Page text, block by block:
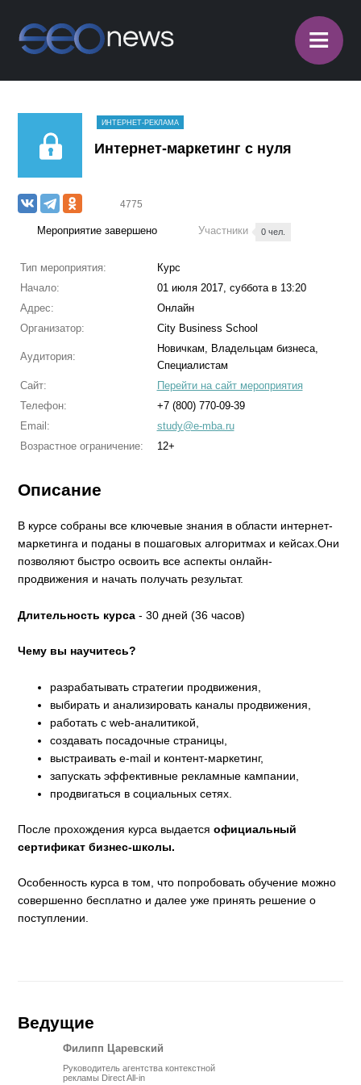
≡
ИНТЕРНЕТ-РЕКЛАМА
Интернет-маркетинг с нуля
4775
Мероприятие завершено Участники 0 чел.
Тип мероприятия:
Курс
Начало:
01 июля 2017, суббота в 13:20
Адрес:
Онлайн
Организатор:
City Business School
Аудитория:
Новичкам, Владельцам бизнеса,
Специалистам
Сайт:
Перейти на сайт мероприятия
Телефон:
+7 (800) 770-09-39
Email:
study@e-mba.ru
Возрастное ограничение:
12+
Описание
В курсе собраны все ключевые знания в области интернет-
маркетинга и поданы в пошаговых алгоритмах и кейсах.Они
позволяют быстро освоить все аспекты онлайн-
продвижения и начать получать результат.
Длительность курса- 30 дней (36 часов)
Чему вы научитесь?
разрабатывать стратегии продвижения,
выбирать и анализировать каналы продвижения,
работать с web-аналитикой,
создавать посадочные страницы,
выстраивать e-mail и контент-маркетинг,
запускать эффективные рекламные кампании,
продвигаться в социальных сетях.
После прохождения курса выдаетсяофициальный
сертификат бизнес-школы.
Особенность курса в том, что попробовать обучение можно
совершенно бесплатно и далее уже принять решение о
поступлении.
Ведущие
Филипп Царевский
Руководитель агентства контекстной
рекламы Direct All-in